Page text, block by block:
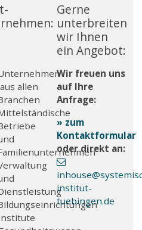
aus allen
Gerne
unterbreiten
wir Ihnen
ein Angebot:
Wir freuen uns
auf Ihre
Anfrage:
» zum
Kontaktformular
oder direkt an:
inhouse
institut-
tuebingen.de